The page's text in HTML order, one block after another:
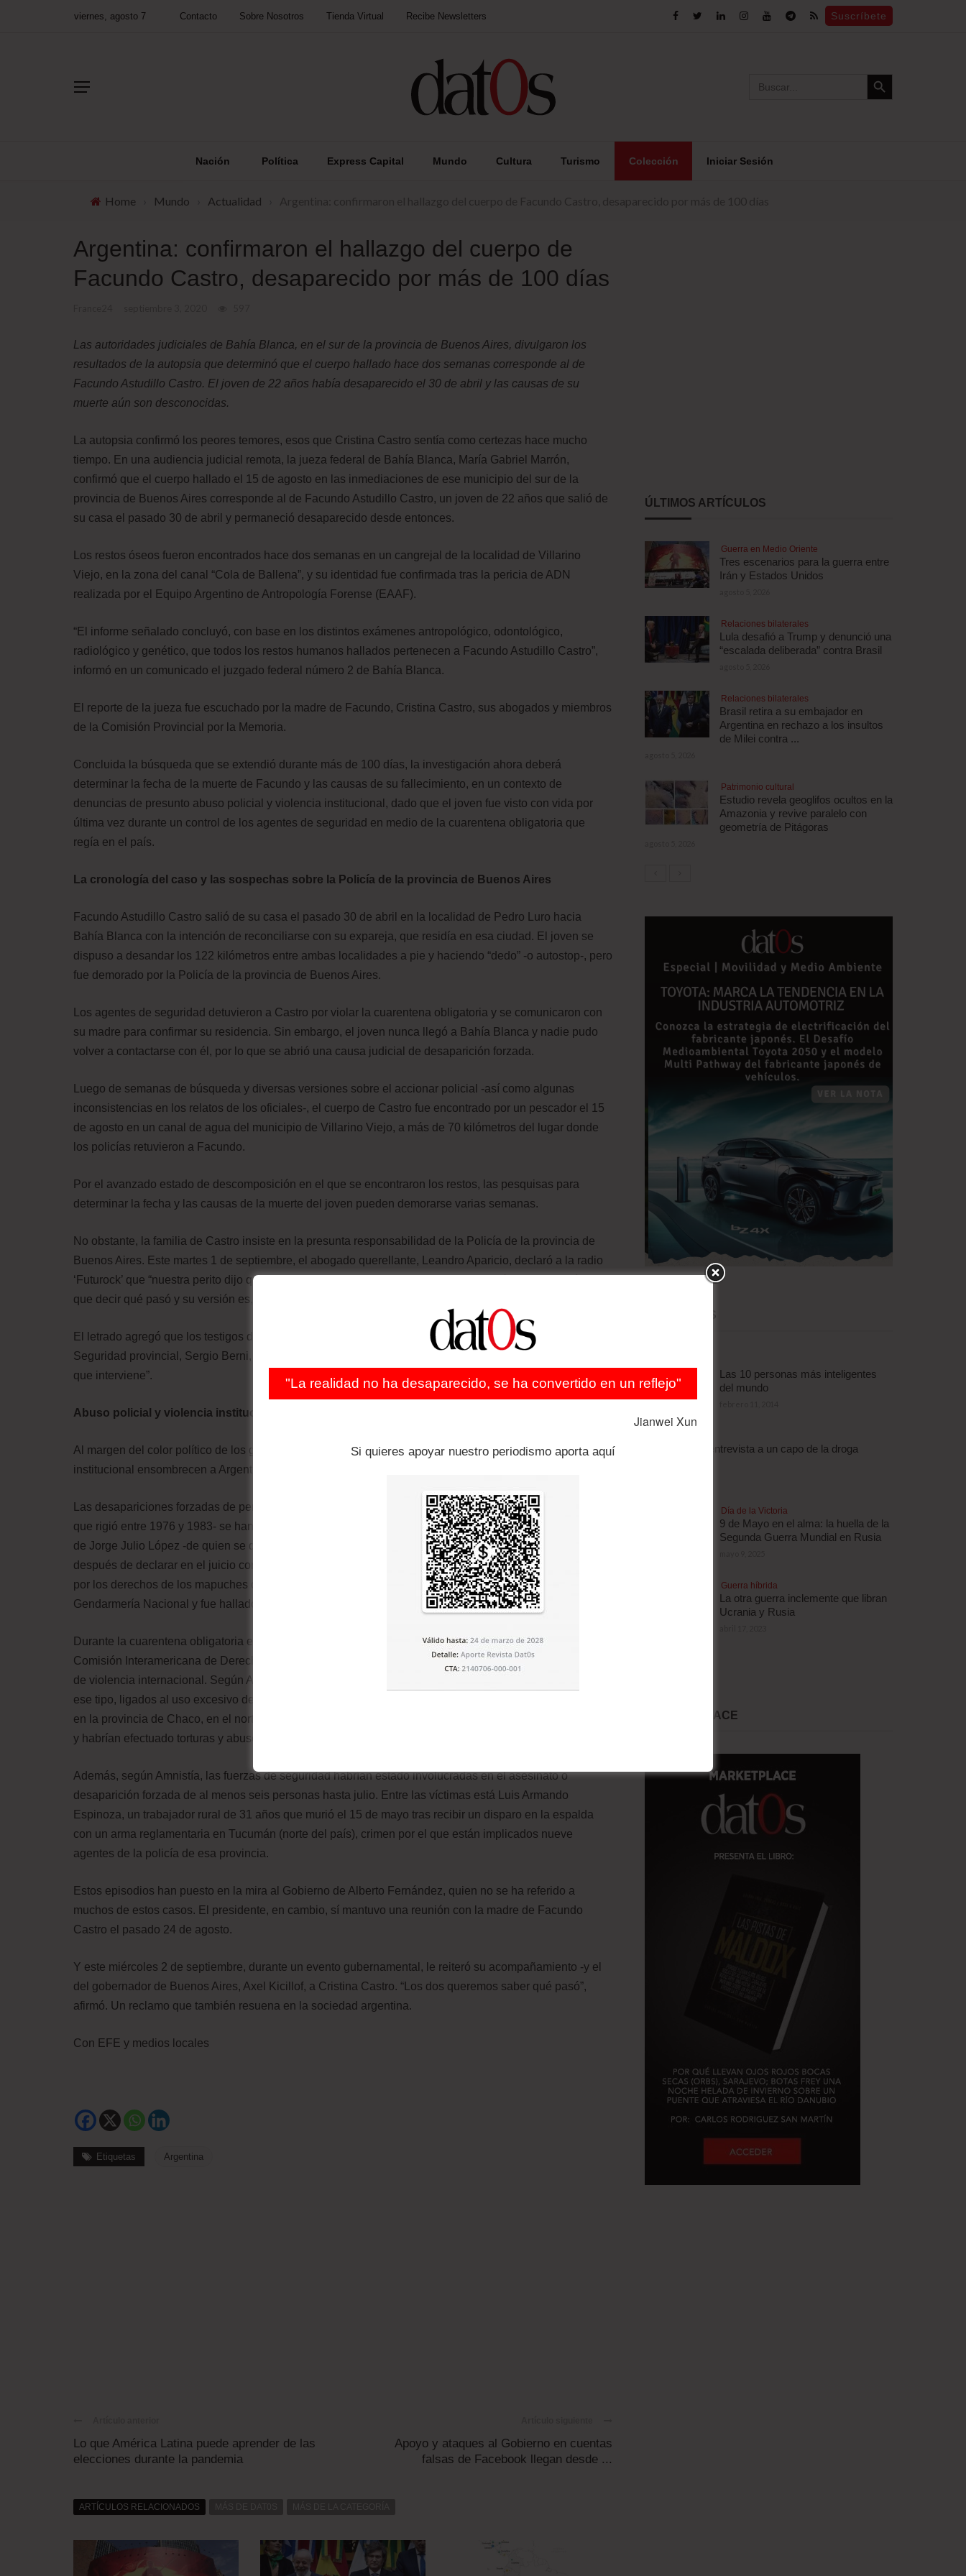
viernes, agosto 7 Contacto Sobre Nosotros Tienda Virtual Recibe Newsletters Suscríbete
for:
Search Button
Nación Política Express Capital Mundo Cultura Turismo Colección Iniciar Sesión
Home Mundo Actualidad
Argentina: confirmaron el hallazgo del cuerpo de
Facundo Castro, desaparecido por más de 100 días
Las autoridades judiciales de Bahía Blanca, en el sur de la provincia de Buenos Aires, divulgaron los
resultados de la autopsia que determinó que el cuerpo hallado hace dos semanas corresponde al de
Facundo Astudillo Castro. El joven de 22 años había desaparecido el 30 de abril y las causas de su
muerte aún son desconocidas.
La autopsia confirmó los peores temores, esos que Cristina Castro sentía como certezas hace mucho
tiempo. En una audiencia judicial remota, la jueza federal de Bahía Blanca, María Gabriel Marrón,
confirmó que el cuerpo hallado el 15 de agosto en las inmediaciones de ese municipio del sur de la
provincia de Buenos Aires corresponde al de Facundo Astudillo Castro, un joven de 22 años que salió de
su casa el pasado 30 de abril y permaneció desaparecido desde entonces.
Los restos óseos fueron encontrados hace dos semanas en un cangrejal de la localidad de Villarino
Viejo, en la zona del canal “Cola de Ballena”, y su identidad fue confirmada tras la pericia de ADN
realizada por el Equipo Argentino de Antropología Forense (EAAF).
“El informe señalado concluyó, con base en los distintos exámenes antropológico, odontológico,
radiológico y genético, que todos los restos humanos hallados pertenecen a Facundo Astudillo Castro”,
informó en un comunicado el juzgado federal número 2 de Bahía Blanca.
El reporte de la jueza fue escuchado por la madre de Facundo, Cristina Castro, sus abogados y miembros
de la Comisión Provincial por la Memoria.
Concluida la búsqueda que se extendió durante más de 100 días, la investigación ahora deberá
determinar la fecha de la muerte de Facundo y las causas de su fallecimiento, en un contexto de
denuncias de presunto abuso policial y violencia institucional, dado que el joven fue visto con vida por
última vez durante un control de los agentes de seguridad en medio de la cuarentena obligatoria que
regía en el país.
La cronología del caso y las sospechas sobre la Policía de la provincia de Buenos Aires
Facundo Astudillo Castro salió de su casa el pasado 30 de abril en la localidad de Pedro Luro hacia
Bahía Blanca con la intención de reconciliarse con su expareja, que residía en esa ciudad. El joven se
dispuso a desandar los 122 kilómetros entre ambas localidades a pie y haciendo “dedo” -o autostop-, pero
fue demorado por la Policía de la provincia de Buenos Aires.
Los agentes de seguridad detuvieron a Castro por violar la cuarentena obligatoria y se comunicaron con
su madre para confirmar su residencia. Sin embargo, el joven nunca llegó a Bahía Blanca y nadie pudo
volver a contactarse con él, por lo que se abrió una causa judicial de desaparición forzada.
Luego de semanas de búsqueda y diversas versiones sobre el accionar policial -así como algunas
inconsistencias en los relatos de los oficiales-, el cuerpo de Castro fue encontrado por un pescador el 15
de agosto en un canal de agua del municipio de Villarino Viejo, a más de 70 kilómetros del lugar donde
los policías retuvieron a Facundo.
Por el avanzado estado de descomposición en el que se encontraron los restos, las pesquisas para
determinar la fecha y las causas de la muerte del joven pueden demorarse varias semanas.
No obstante, la familia de Castro insiste en la presunta responsabilidad de la Policía de la provincia de
Buenos Aires. Este martes 1 de septiembre, el abogado querellante, Leandro Aparicio, declaró a la radio
‘Futurock’ que “nuestra perito dijo que no fue ni un suicidio ni un accidente” y remarcó que “la Policía tiene
que decir qué pasó y su versión es, por lo menos, inconsistente”.
El letrado agregó que los testigos de la causa están “aterrorizados” y apuntó contra el ministro de
Seguridad provincial, Sergio Berni, a quien acusó de mentir “en todas y cada una de las circunstancias
que interviene”.
Abuso policial y violencia institucional, cuenta pendiente de la democracia argentina
Al margen del color político de los gobiernos de turno, las sospechas de abuso policial y violencia
institucional ensombrecen a Argentina desde el regreso de la democracia en 1983.
Las desapariciones forzadas de personas -ejercicio habitual de las dictaduras militares, principalmente la
que rigió entre 1976 y 1983- se han replicado en tiempos democráticos, con casos de alto perfil como el
de Jorge Julio López -de quien se desconoce su paradero desde el 18 de septiembre de 2006, poco
después de declarar en el juicio contra el represor Miguel Etchecolatz- o Santiago Maldonado -activista
por los derechos de los mapuches que desapareció el 1 de agosto de 2017 durante un allanamiento de la
Gendarmería Nacional y fue hallado muerto 77 días después-.
Durante la cuarentena obligatoria en el país, distintas organizaciones no gubernamentales, la ONU y la
Comisión Interamericana de Derechos Humanos (CIDH) han denunciado el recrudecimiento de los casos
de violencia internacional. Según Amnistía Internacional, en Argentina ocurrieron más de 30 hechos de
ese tipo, ligados al uso excesivo de la fuerza, incluido un ingreso forzado en la comunidad indígena qom
en la provincia de Chaco, en el norte del país, operativo en el que los agentes detuvieron a cuatro jóvenes
y habrían efectuado torturas y abusos sexuales.
Además, según Amnistía, las fuerzas de seguridad habrían estado involucradas en el asesinato o
desaparición forzada de al menos seis personas hasta julio. Entre las víctimas está Luis Armando
Espinoza, un trabajador rural de 31 años que murió el 15 de mayo tras recibir un disparo en la espalda
con un arma reglamentaria en Tucumán (norte del país), crimen por el que están implicados nueve
agentes de la policía de esa provincia.
Estos episodios han puesto en la mira al Gobierno de Alberto Fernández, quien no se ha referido a
muchos de estos casos. El presidente, en cambio, sí mantuvo una reunión con la madre de Facundo
Castro el pasado 24 de agosto.
Y este miércoles 2 de septiembre, durante un evento gubernamental, le reiteró su acompañamiento -y el
del gobernador de Buenos Aires, Axel Kicillof, a Cristina Castro. “Los dos queremos saber qué pasó”,
afirmó. Un reclamo que también resuena en la sociedad argentina.
Con EFE y medios locales
Etiquetas Argentina
Lo que América Latina puede aprender de las
elecciones durante la pandemia
Apoyo y ataques al Gobierno en cuentas
falsas de Facebook llegan desde ...
ARTÍCULOS RELACIONADOS
ÚLTIMOS ARTÍCULOS
Guerra en Medio Oriente
Tres escenarios para la guerra entre
Irán y Estados Unidos
Relaciones bilaterales
Lula desafió a Trump y denunció una
“escalada deliberada” contra Brasil
Relaciones bilaterales
Brasil retira a su embajador en
Argentina en rechazo a los insultos
de Milei contra ...
Patrimonio cultural
Estudio revela geoglifos ocultos en la
Amazonia y revive paralelo con
geometría de Pitágoras
Las 10 personas más inteligentes
del mundo
Escalofriante entrevista a un capo de la droga
Día de la Victoria
9 de Mayo en el alma: la huella de la
Segunda Guerra Mundial en Rusia
Guerra híbrida
La otra guerra inclemente que libran
Ucrania y Rusia
MARKET PLACE
"La realidad no ha desaparecido, se ha convertido en un reflejo"
Jianwei Xun
Si quieres apoyar nuestro periodismo aporta aquí